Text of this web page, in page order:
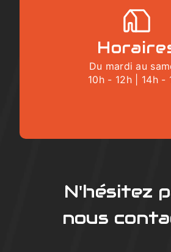
N'hésitez
nous
Du mardi au
10h - 12h | 14h -